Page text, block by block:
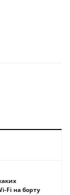
казахстанцам
льготного
Fi на борту